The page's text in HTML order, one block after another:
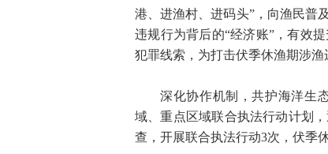
港、进渔村、进码头”，向渔民普
违规行为背后的“经济账”，有效
犯罪线索，为打击伏季休渔期涉渔
深化协作机制，共护海洋生
域、重点区域联合执法行动计划
查，开展联合执法行动3次，伏季